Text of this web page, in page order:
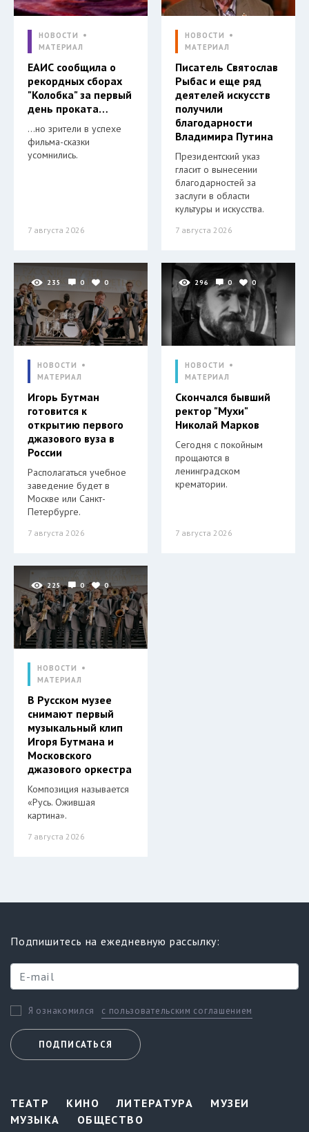
НОВОСТИ
МАТЕРИАЛ
ЕАИС сообщила о
рекордных сборах
"Колобка" за первый
день проката…
…но зрители в успехе
фильма-сказки
усомнились.
7 августа 2026
НОВОСТИ
МАТЕРИАЛ
Писатель Святослав
Рыбас и еще ряд
деятелей искусств
получили
благодарности
Владимира Путина
Президентский указ
гласит о вынесении
благодарностей за
заслуги в области
культуры и искусства.
7 августа 2026
235 0 0
НОВОСТИ
МАТЕРИАЛ
Игорь Бутман
готовится к
открытию первого
джазового вуза в
России
Располагаться учебное
заведение будет в
Москве или Санкт-
Петербурге.
7 августа 2026
296 0 0
НОВОСТИ
МАТЕРИАЛ
Скончался бывший
ректор "Мухи"
Николай Марков
Сегодня с покойным
прощаются в
ленинградском
крематории.
7 августа 2026
225 0 0
НОВОСТИ
МАТЕРИАЛ
В Русском музее
снимают первый
музыкальный клип
Игоря Бутмана и
Московского
джазового оркестра
Композиция называется
«Русь. Ожившая
картина».
7 августа 2026
Подпишитесь на ежедневную рассылку:
Я ознакомился с пользовательским соглашением
ПОДПИСАТЬСЯ
ТЕАТР КИНО ЛИТЕРАТУРА
МУЗЕИ
МУЗЫКА
ОБЩЕСТВО